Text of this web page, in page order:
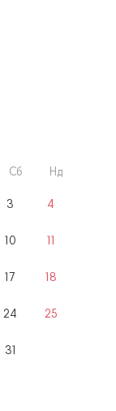
Сб Нд
3 4
10 11
17 18
24 25
31